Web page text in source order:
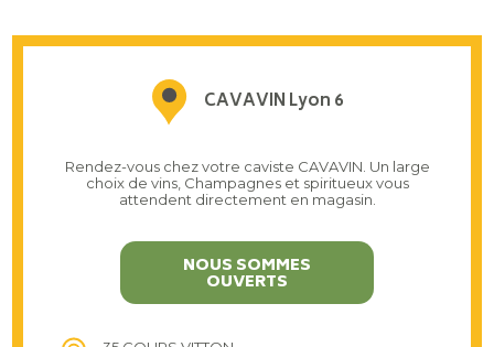
CAVAVIN Lyon 6
Rendez-vous chez votre caviste CAVAVIN. Un large
choix de vins, Champagnes et spiritueux vous
attendent directement en magasin.
NOUS SOMMES
OUVERTS